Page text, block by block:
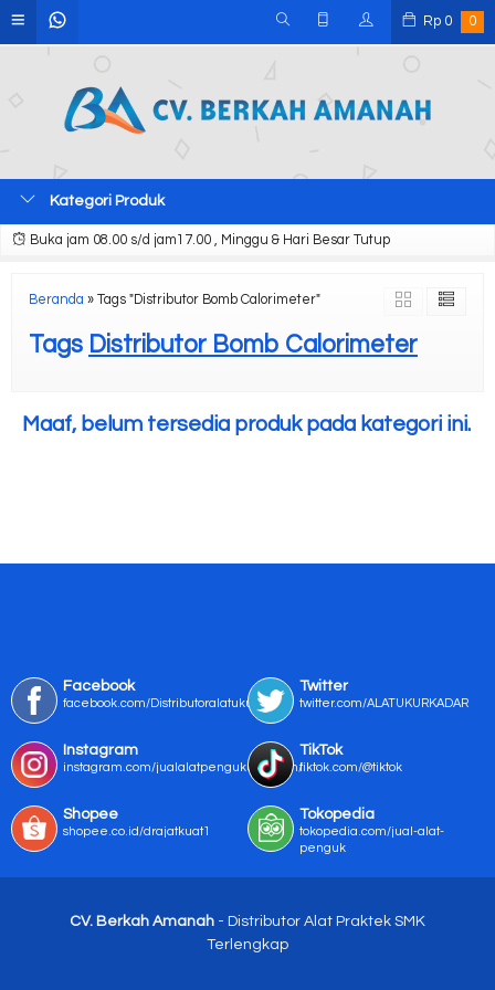
Rp 0 0
Kategori Produk
Buka jam 08.00 s/d jam17.00 , Minggu & Hari Besar Tutup
Beranda » Tags "Distributor Bomb Calorimeter"
Tags Distributor Bomb Calorimeter
Maaf, belum tersedia produk pada kategori ini.
Facebook
facebook.com/Distributoralatukur
Twitter
twitter.com/ALATUKURKADAR
Instagram
instagram.com/jualalatpengukurmurah/
TikTok
tiktok.com/@tiktok
Shopee
shopee.co.id/drajatkuat1
Tokopedia
tokopedia.com/jual-alat-
penguk
CV. Berkah Amanah - Distributor Alat Praktek SMK
Terlengkap